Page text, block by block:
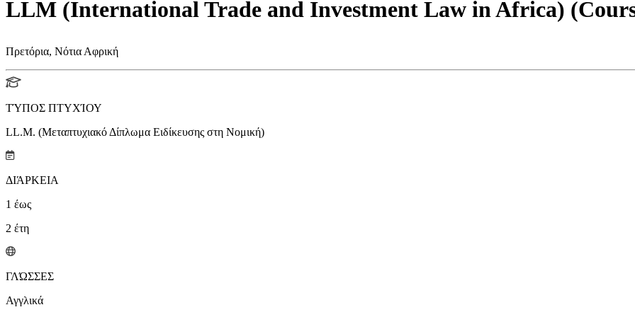
LLM (International Trade and Investment Law in Africa)
Πρετόρια, Νότια Αφρική
ΤΎΠΟΣ ΠΤΥΧΊΟΥ
LL.M. (Μεταπτυχιακό Δίπλωμα Ειδίκευσης στη Νομική)
ΔΙΆΡΚΕΙΑ
1 έως
2 έτη
ΓΛΏΣΣΕΣ
Αγγλικά